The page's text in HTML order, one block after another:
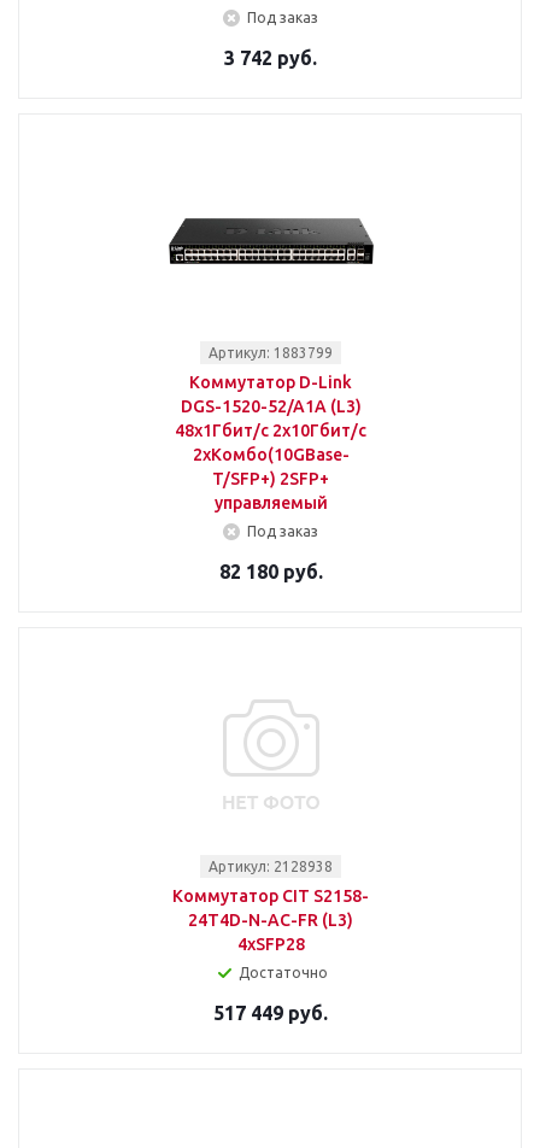
Под заказ
3 742 руб.
Артикул: 1883799
Коммутатор D-Link
DGS-1520-52/A1A (L3)
48x1Гбит/с 2x10Гбит/с
2xКомбо(10GBase-
T/SFP+) 2SFP+
управляемый
Под заказ
82 180 руб.
Артикул: 2128938
Коммутатор CIT S2158-
24T4D-N-AC-FR (L3)
4xSFP28
Достаточно
517 449 руб.